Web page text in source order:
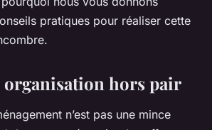
pratiques pour réaliser cette
organisation hors pair
n’est pas une mince